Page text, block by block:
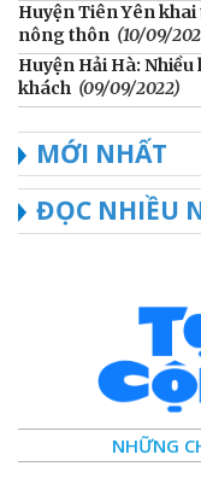
Huyện Tiên Yên
nông thôn (10/09/
Huyện Hải Hà:
khách (09/09/2022)
MỚI NHẤT
ĐỌC NHIỀU
NHỮNG